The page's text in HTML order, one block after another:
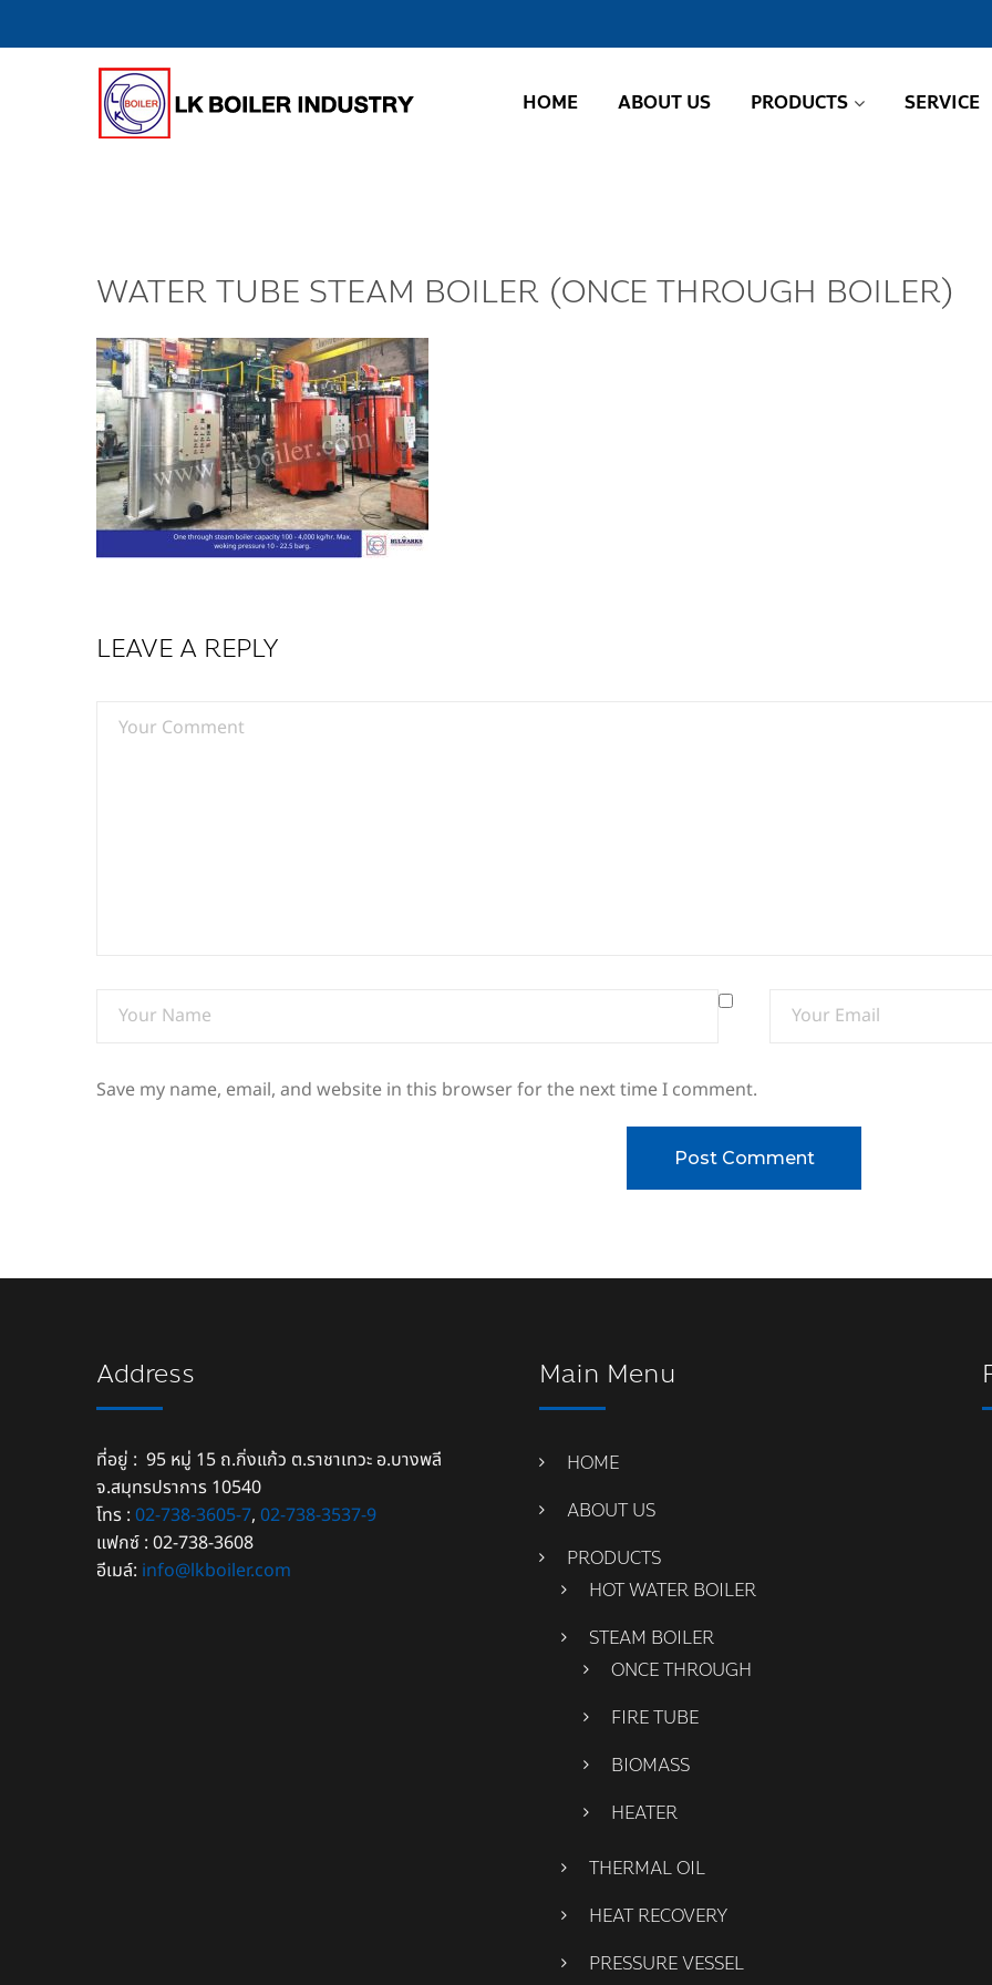
HOME ABOUT US PRODUCTS SERVICE
WATER TUBE STEAM BOILER (ONCE THROUGH BOILER)
LEAVE A REPLY
Save my name, email, and website in this browser for the next time I comment.
Address
ที่อยู่ : 95 หมู่ 15 ถ.กิ่งแก้ว ต.ราชาเทวะ อ.บางพลี
จ.สมุทรปราการ 10540
โทร : 02-738-3605-7, 02-738-3537-9
แฟกซ์ : 02-738-3608
อีเมล์: info@lkboiler.com
Main Menu
HOME
ABOUT US
PRODUCTS
HOT WATER BOILER
STEAM BOILER
ONCE THROUGH
FIRE TUBE
BIOMASS
HEATER
THERMAL OIL
HEAT RECOVERY
PRESSURE VESSEL